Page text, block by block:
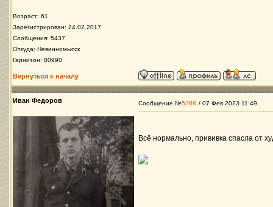
Возраст: 61
Зарегистрирован: 24.02.2017
Сообщения: 5437
Откуда: Невинномысск
Гарнизон: 80990
Вернуться к началу
Иван Федоров Сообщение №5268 / 07 Фев 2023 11:49
Всё нормально, прививка спасла от